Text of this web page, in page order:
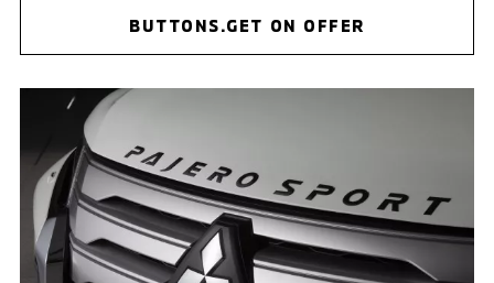
BUTTONS.GET ON OFFER